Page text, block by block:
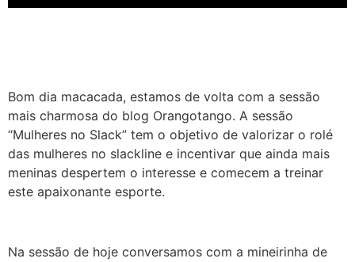
Bom dia macacada, estamos de volta com a sessão
mais charmosa do blog Orangotango. A sessão
“Mulheres no Slack” tem o objetivo de valorizar o rolé
das mulheres no slackline e incentivar que ainda mais
meninas despertem o interesse e comecem a treinar
este apaixonante esporte.
Na sessão de hoje conversamos com a mineirinha de